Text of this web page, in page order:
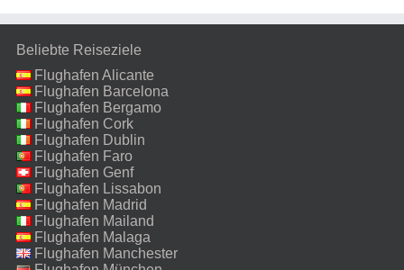
Beliebte Reiseziele
Flughafen Alicante
Flughafen Barcelona
Flughafen Bergamo
Flughafen Cork
Flughafen Dublin
Flughafen Faro
Flughafen Genf
Flughafen Lissabon
Flughafen Madrid
Flughafen Mailand
Malpensa
Flughafen Malaga
Flughafen Manchester